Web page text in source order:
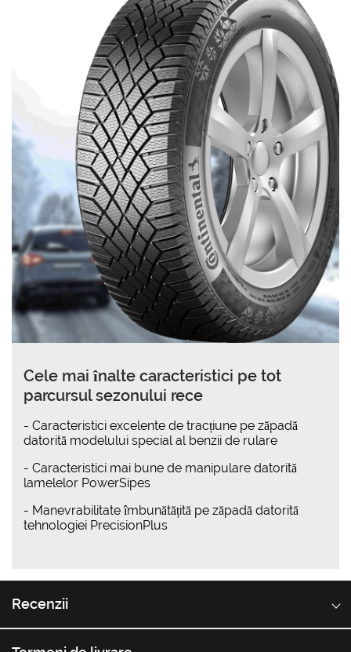
Cele mai înalte caracteristici pe tot
parcursul sezonului rece
- Caracteristici excelente de tracțiune pe zăpadă
datorită modelului special al benzii de rulare
- Caracteristici mai bune de manipulare datorită
lamelelor PowerSipes
- Manevrabilitate îmbunătățită pe zăpadă datorită
tehnologiei PrecisionPlus
Recenzii